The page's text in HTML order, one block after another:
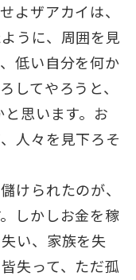
よザアカイは、
うに、周囲を見
低い自分を何か
してやろうと、
思います。お
人々を見下ろそ
けられたのが、
しかしお金を稼
い、家族を失
失って、ただ孤